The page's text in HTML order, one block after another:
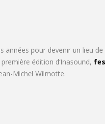
années pour devenir un lieu
édition d’Inasound,
Michel Wilmotte.